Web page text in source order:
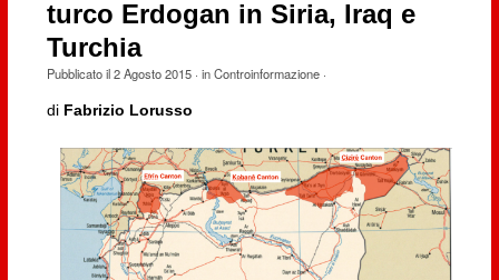
turco Erdogan in Siria, Iraq e
Turchia
Pubblicato il2 Agosto 2015· inControinformazione·
di Fabrizio Lorusso